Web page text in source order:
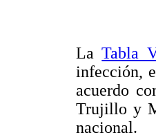
LaTabla
infección,
acuerdo
Trujillo y
nacional.